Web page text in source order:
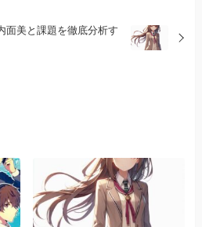
面美と課題を徹底分析す